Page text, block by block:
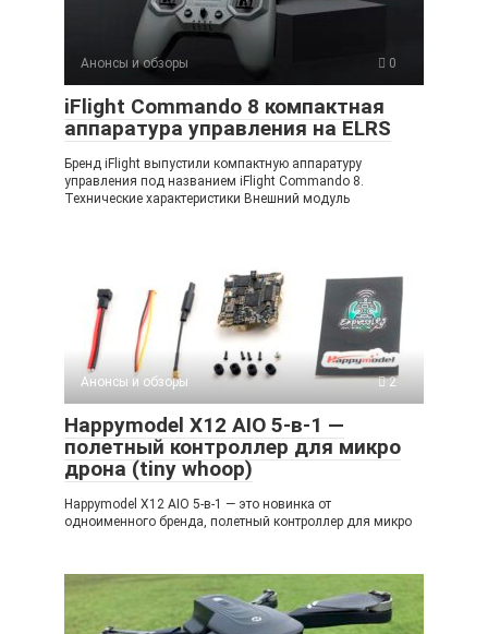
Анонсы и обзоры 0
iFlight Commando 8 компактная
аппаратура управления на ELRS
Бренд iFlight выпустили компактную аппаратуру
управления под названием iFlight Commando 8.
Технические характеристики Внешний модуль
Анонсы и обзоры 2
Happymodel X12 AIO 5-в-1 —
полетный контроллер для микро
дрона (tiny whoop)
Happymodel X12 AIO 5-в-1 — это новинка от
одноименного бренда, полетный контроллер для микро